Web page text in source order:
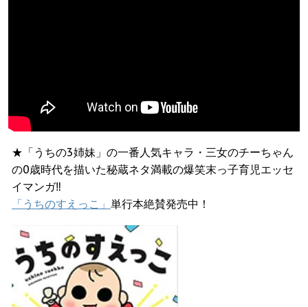
★「うちの3姉妹」の一番人気キャラ・三女のチーちゃん
の0歳時代を描いた秘蔵ネタ満載の爆笑末っ子育児エッセ
イマンガ‼︎
「うちのすえっこ」 単行本絶賛発売中！